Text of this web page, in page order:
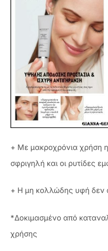
+ Με μακροχρόνια χρήση η
σφριγηλή και οι ρυτίδες
+ Η μη κολλώδης υφή δεν
*Δοκιμασμένο από
χρήσης